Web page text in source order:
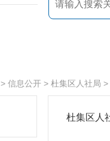
> 信息公开 > 杜集区人社局 >
杜集区人